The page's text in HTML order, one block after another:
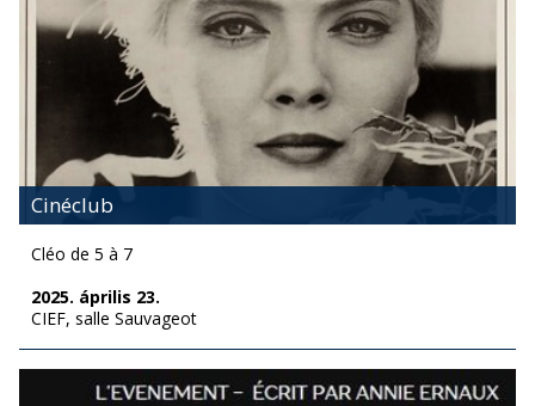
Cinéclub
Cléo de 5 à 7
2025. április 23.
CIEF, salle Sauvageot